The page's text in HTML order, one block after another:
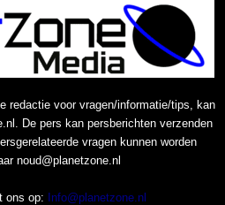
redactie voor vragen/informatie/tips, kan
De pers kan persberichten verzenden
vragen kunnen worden
noud@planetzone.nl
ons op: Info@planetzone.nl